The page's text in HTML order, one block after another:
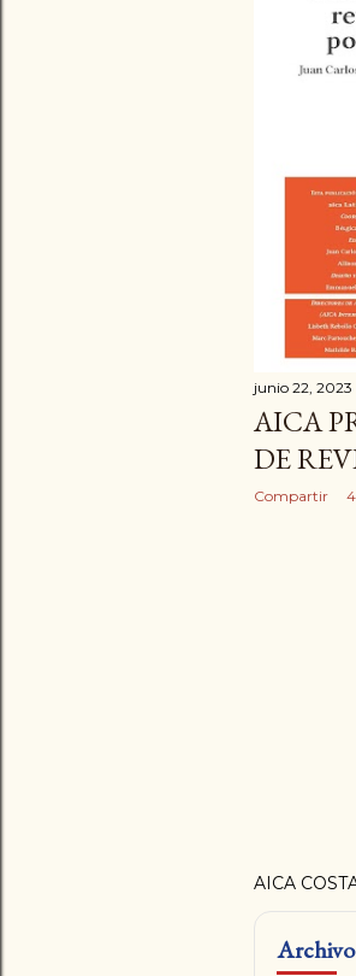
junio 22, 2023
AICA
DE
Compartir
AICA